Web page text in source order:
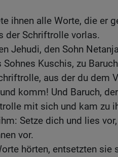
ihnen alle Worte, die er
der Schriftrolle vorlas.
Jehudi, den Sohn
Kuschis, zu
aus der du dem
komm! Und Baruch,
mit sich und kam zu
Setze dich und lies vor,
vor.
hörten, entsetzten sie